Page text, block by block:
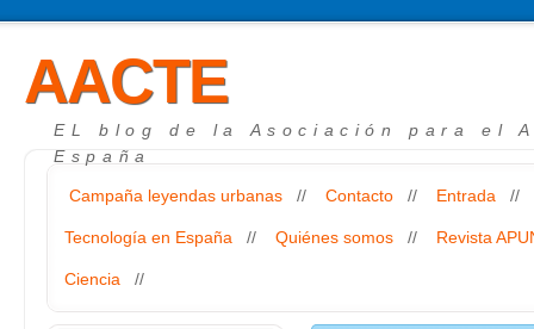
AACTE
EL blog de la Asociación para el
España
Campaña leyendas urbanas // Contacto // Entrada //
Tecnología en España // Quiénes somos // Revista
Ciencia //